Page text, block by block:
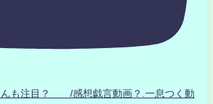
んも注目？ /感想戯言動画？.一息つく動